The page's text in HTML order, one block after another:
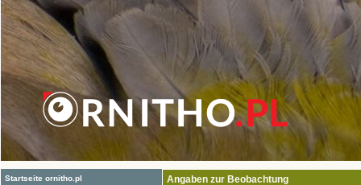
Startseite ornitho.pl Angaben zur Beobachtung